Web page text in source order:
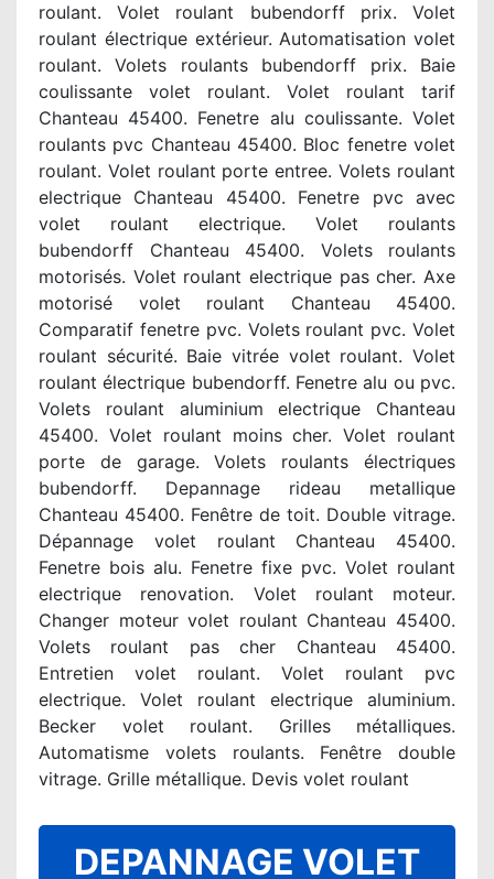
roulant. Volet roulant bubendorff prix. Volet
roulant électrique extérieur. Automatisation volet
roulant. Volets roulants bubendorff prix. Baie
coulissante volet roulant. Volet roulant tarif
Chanteau 45400. Fenetre alu coulissante. Volet
roulants pvc Chanteau 45400. Bloc fenetre volet
roulant. Volet roulant porte entree. Volets roulant
electrique Chanteau 45400. Fenetre pvc avec
volet roulant electrique. Volet roulants
bubendorff Chanteau 45400. Volets roulants
motorisés. Volet roulant electrique pas cher. Axe
motorisé volet roulant Chanteau 45400.
Comparatif fenetre pvc. Volets roulant pvc. Volet
roulant sécurité. Baie vitrée volet roulant. Volet
roulant électrique bubendorff. Fenetre alu ou pvc.
Volets roulant aluminium electrique Chanteau
45400. Volet roulant moins cher. Volet roulant
porte de garage. Volets roulants électriques
bubendorff. Depannage rideau metallique
Chanteau 45400. Fenêtre de toit. Double vitrage.
Dépannage volet roulant Chanteau 45400.
Fenetre bois alu. Fenetre fixe pvc. Volet roulant
electrique renovation. Volet roulant moteur.
Changer moteur volet roulant Chanteau 45400.
Volets roulant pas cher Chanteau 45400.
Entretien volet roulant. Volet roulant pvc
electrique. Volet roulant electrique aluminium.
Becker volet roulant. Grilles métalliques.
Automatisme volets roulants. Fenêtre double
vitrage. Grille métallique. Devis volet roulant
DEPANNAGE VOLET